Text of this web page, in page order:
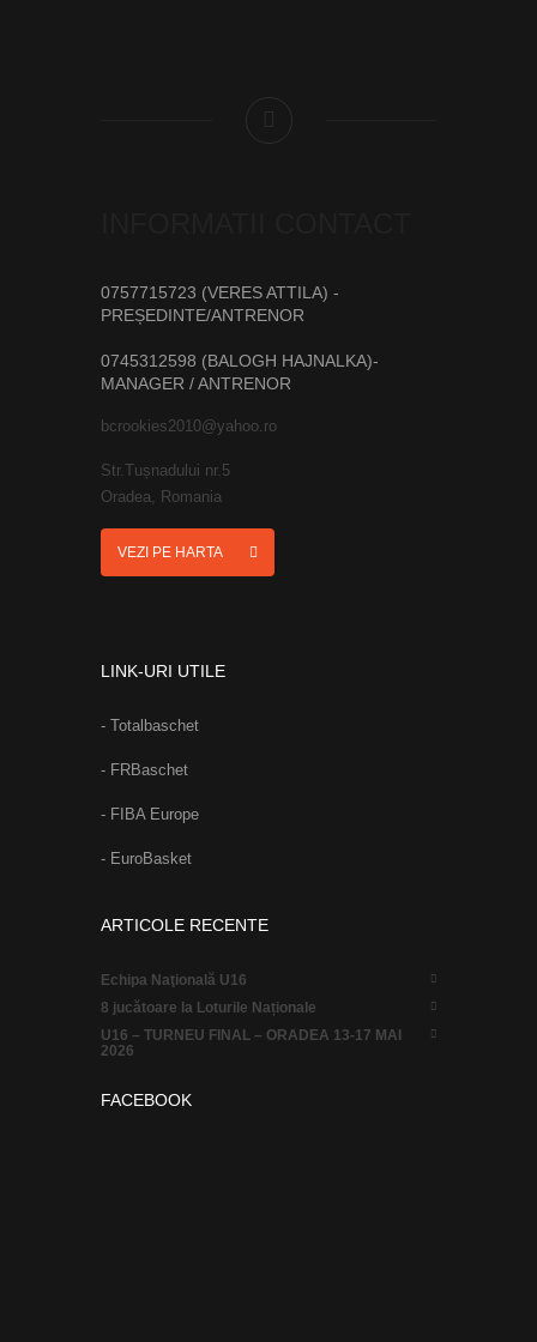
0757715723 (VERES ATTILA) -
PREȘEDINTE/ANTRENOR
0745312598 (BALOGH HAJNALKA)-
MANAGER / ANTRENOR
bcrookies2010@yahoo.ro
Str.Tușnadului nr.5
Oradea, Romania
VEZI PE HARTA
LINK-URI UTILE
- Totalbaschet
- FRBaschet
- FIBA Europe
- EuroBasket
ARTICOLE RECENTE
Echipa Naţională U16
8 jucătoare la Loturile Naționale
U16 – TURNEU FINAL – ORADEA 13-17 MAI
2026
FACEBOOK